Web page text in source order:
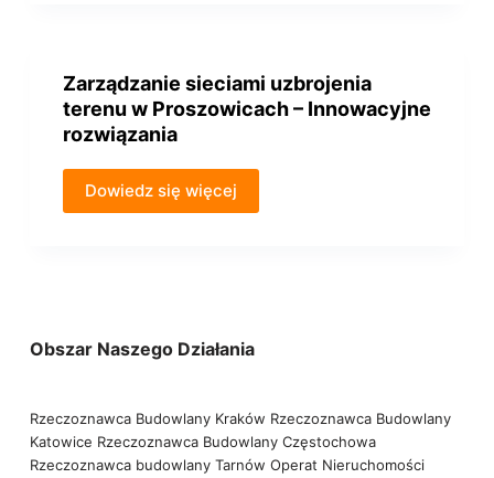
Zarządzanie sieciami uzbrojenia
terenu w Proszowicach – Innowacyjne
rozwiązania
Dowiedz się więcej
Obszar Naszego Działania
Rzeczoznawca Budowlany Kraków Rzeczoznawca Budowlany
Katowice Rzeczoznawca Budowlany Częstochowa
Rzeczoznawca budowlany Tarnów Operat Nieruchomości